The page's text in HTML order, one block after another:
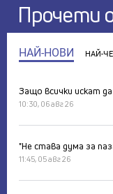
Прочети
НАЙ-НОВИ НАЙ-
Защо всички искат
10:30, 06 авг 26
"Не става дума за
11:45, 05 авг 26